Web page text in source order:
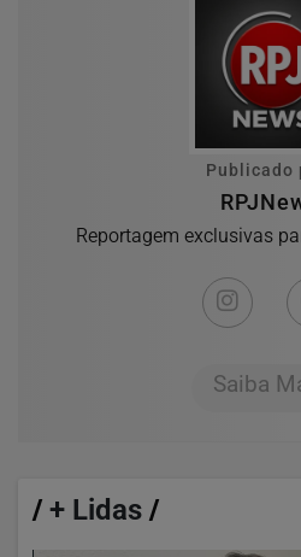
Publicado
Reportagem exclusivas
Saiba
/ + Lidas /